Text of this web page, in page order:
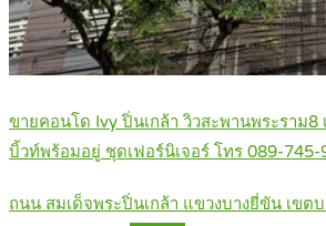
ขายคอนโด Ivy ปิ่นเกล้า วิวสะพานพระราม8
บิ้วท์พร้อมอยู่ ชุดเฟอร์นิเจอร์ โทร 089-745-
ถนน สมเด็จพระปิ่นเกล้า แขวงบางยี่ขัน เขต